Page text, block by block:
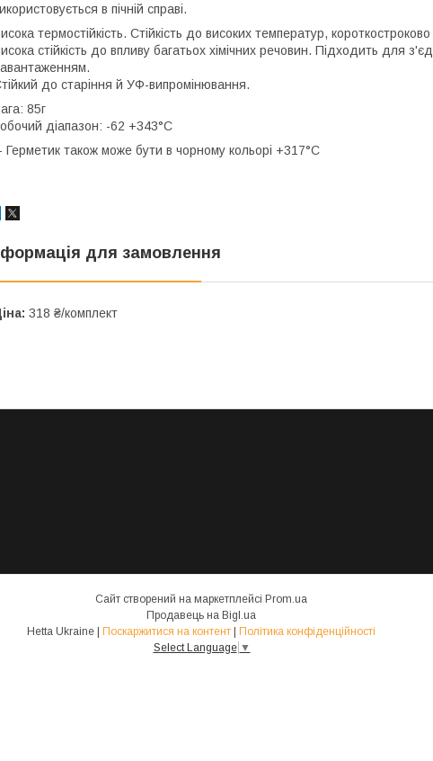
в пічній справі.
термостійкість. Стійкість до високих температур,
стійкість до впливу багатьох хімічних речовин. Підходить для
до старіння й УФ-випромінювання.
85г
діапазон: -62 +343°С
Герметик також може бути в чорному кольорі +317°С
для замовлення
318 ₴/комплект
Сайт створений на маркетплейсі Prom.ua
Продавець на Bigl.ua
Hetta Ukraine | Поскаржитися на контент | Політика конфіденційності
Select Language ▼